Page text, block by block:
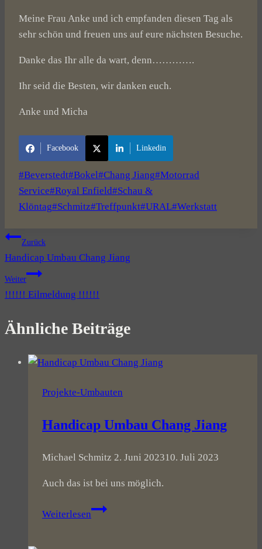
Meine Frau Anke und ich empfanden diesen Tag als
sehr schön und freuen uns auf eure nächsten Besuche.
Danke das Ihr alle da wart, denn………….
Ihr seid die Besten, wir danken euch.
Anke und Micha
Facebook Linkedin
Schlagworte:
#Beverstedt#Bokel#Chang Jiang#Motorrad
Service#Royal Enfield#Schau &
Klöntag#Schmitz#Treffpunkt#URAL#Werkstatt
Beitragsnavigation
Zurück
Handicap Umbau Chang Jiang
Weiter
!!!!!! Eilmeldung !!!!!!
Ähnliche Beiträge
Projekte-Umbauten
Handicap Umbau Chang Jiang
Michael Schmitz 2. Juni 202310. Juli 2023
Auch das ist bei uns möglich.
Weiterlesen
Handicap